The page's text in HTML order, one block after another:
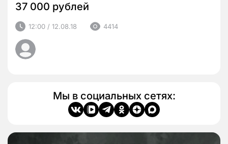
37 000 рублей
12:00 / 12.08.18 4414
Мы в социальных сетях: